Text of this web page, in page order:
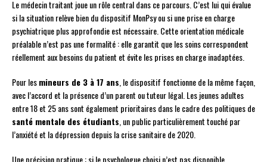
Le médecin traitant joue un rôle central dans ce parcours. C’est lui qui évalue
si la situation relève bien du dispositif MonPsy ou si une prise en charge
psychiatrique plus approfondie est nécessaire. Cette orientation médicale
préalable n’est pas une formalité : elle garantit que les soins correspondent
réellement aux besoins du patient et évite les prises en charge inadaptées.
Pour lesmineurs de 3 à 17 ans , le dispositif fonctionne de la même façon,
avec l’accord et la présence d’un parent ou tuteur légal. Les jeunes adultes
entre 18 et 25 ans sont également prioritaires dans le cadre des politiques de
santé mentale des étudiants , un public particulièrement touché par
l’anxiété et la dépression depuis la crise sanitaire de 2020.
Une précision pratique : si le psychologue choisi n’est pas disponible